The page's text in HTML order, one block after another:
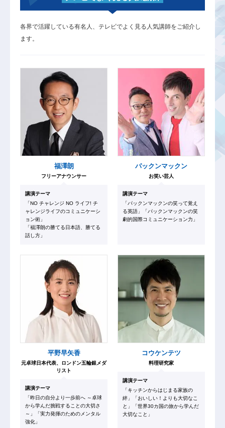
各界で活躍している有名人、テレビでよく見る人気講師をご紹介し
ます。
福澤朗
フリーアナウンサー
講演テーマ
「NO チャレンジ NO ライフ! チ
ャレンジライフのコミュニケーシ
ョン術」
「福澤朗の勝てる日本語、勝てる
話し方」
パックンマックン
お笑い芸人
講演テーマ
「パックンマックンの笑って覚え
る英語」「パックンマックンの笑
劇的国際コミュニケーション力」
平野早矢香
元卓球日本代表、ロンドン五輪銀メダ
リスト
講演テーマ
「昨日の自分より一歩前へ ～卓球
から学んだ挑戦することの大切さ
～」「実力発揮のためのメンタル
強化」
コウケンテツ
料理研究家
講演テーマ
「キッチンからはじまる家族の
絆」「おいしい！よりも大切なこ
と」「世界30カ国の旅から学んだ
大切なこと」